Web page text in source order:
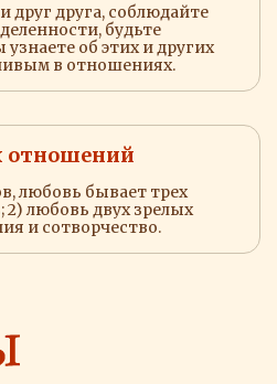
друг друга, соблюдайте
будьте
об этих и других
в отношениях.
отношений
любовь бывает трех
2) любовь двух зрелых
и сотворчество.